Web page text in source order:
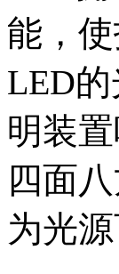
能，
LED
明装
四面
为光